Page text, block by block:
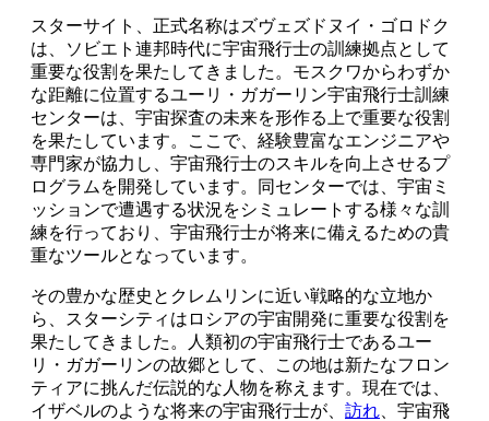
スターサイト、正式名称はズヴェズドヌイ・ゴロドク
は、ソビエト連邦時代に宇宙飛行士の訓練拠点として
重要な役割を果たしてきました。モスクワからわずか
な距離に位置するユーリ・ガガーリン宇宙飛行士訓練
センターは、宇宙探査の未来を形作る上で重要な役割
を果たしています。ここで、経験豊富なエンジニアや
専門家が協力し、宇宙飛行士のスキルを向上させるプ
ログラムを開発しています。同センターでは、宇宙ミ
ッションで遭遇する状況をシミュレートする様々な訓
練を行っており、宇宙飛行士が将来に備えるための貴
重なツールとなっています。
その豊かな歴史とクレムリンに近い戦略的な立地か
ら、スターシティはロシアの宇宙開発に重要な役割を
果たしてきました。人類初の宇宙飛行士であるユー
リ・ガガーリンの故郷として、この地は新たなフロン
ティアに挑んだ伝説的な人物を称えます。現在では、
イザベルのような将来の宇宙飛行士が、 訪れ 、宇宙飛